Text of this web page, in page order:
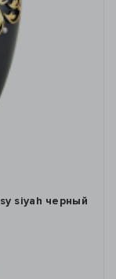
siyah черный